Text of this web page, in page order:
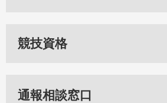
競技資格
通報相談窓口